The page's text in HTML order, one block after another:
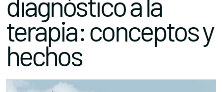
terapia: conceptos y
hechos